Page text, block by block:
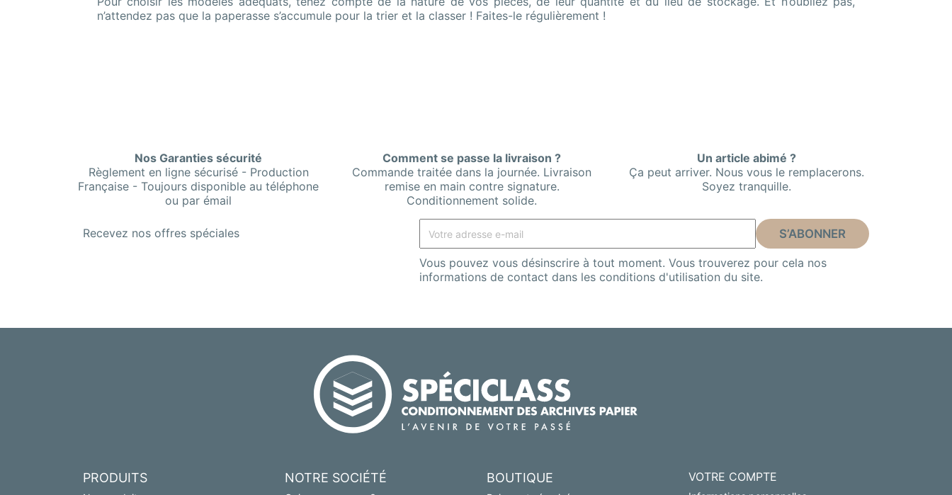
n’attendez pas que la paperasse s’accumule pour la trier et la classer ! Faites-le régulièrement !
Nos Garanties sécurité
Règlement en ligne sécurisé - Production
Française - Toujours disponible au téléphone
ou par émail
Comment se passe la livraison ?
Commande traitée dans la journée. Livraison
remise en main contre signature.
Conditionnement solide.
Un article abimé ?
Ça peut arriver. Nous vous le remplacerons.
Soyez tranquille.
Recevez nos offres spéciales
Vous pouvez vous désinscrire à tout moment. Vous trouverez pour cela nos
informations de contact dans les conditions d'utilisation du site.
PRODUITS NOTRE SOCIÉTÉ BOUTIQUE VOTRE COMPTE